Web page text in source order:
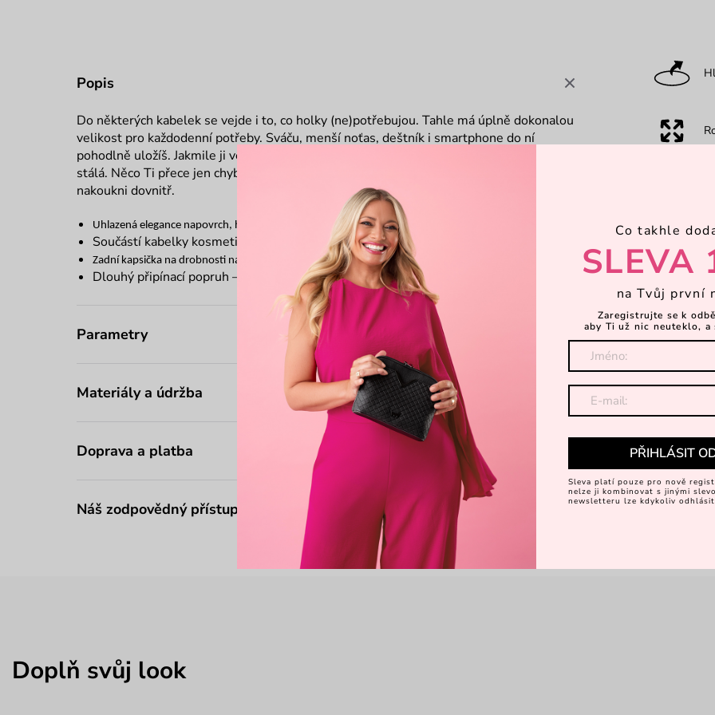
Popis
Do některých kabelek se vejde i to, co holky (ne)potřebujou. Tahle má úplně dokonalou
velikost pro každodenní potřeby. Sváču, menší noťas, deštník i smartphone do ní
pohodlně uložíš. Jakmile ji vezmeš do ruky, oceníš, jak je pevná, hlaďoučká a tvarově
stálá. Něco Ti přece jen chybí? Hledáš u ní marně naše podpisové puntíky? Tak
nakoukni dovnitř.
Uhlazená elegance napovrch, hravá uvnitř
Součástí kabelky kosmetická taštička (150 x 220)
Zadní kapsička na drobnosti na zip
Dlouhý připínací popruh – dva způsoby nošení
Parametry
Materiály a údržba
Doprava a platba
Náš zodpovědný přístup
Doplň svůj look
Co takhle
SLEVA
na Tvůj první
Zaregistrujte se k
aby Ti už nic neuteklo, a
PŘIHLÁSIT
Sleva platí pouze pro nově
nelze ji kombinovat s jinými
newsletteru lze kdykoliv